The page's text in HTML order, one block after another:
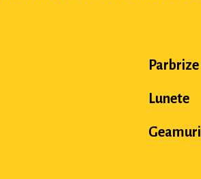
Parbrize
Lunete
Geamuri